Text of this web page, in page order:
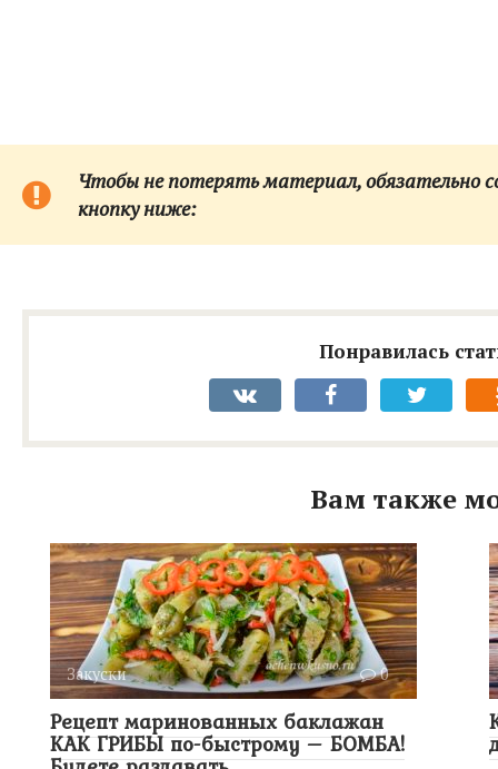
Чтобы не потерять материал, обязательно
кнопку ниже:
Понравилась
Вам также
Закуски 0
Рецепт маринованных баклажан
КАК ГРИБЫ по-быстрому – БОМБА!